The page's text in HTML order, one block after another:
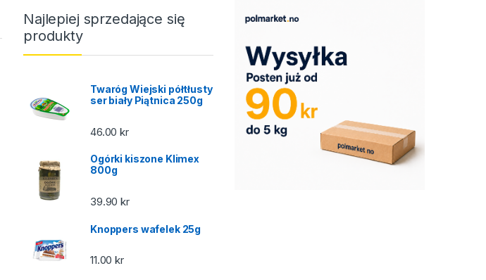
Najlepiej sprzedające się
produkty
Twaróg Wiejski półtłusty
ser biały Piątnica 250g
46.00kr
Ogórki kiszone Klimex
800g
39.90kr
Knoppers wafelek 25g
11.00kr